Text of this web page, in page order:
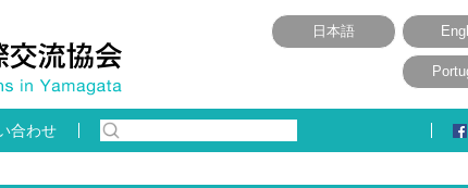
日本語
合わせ